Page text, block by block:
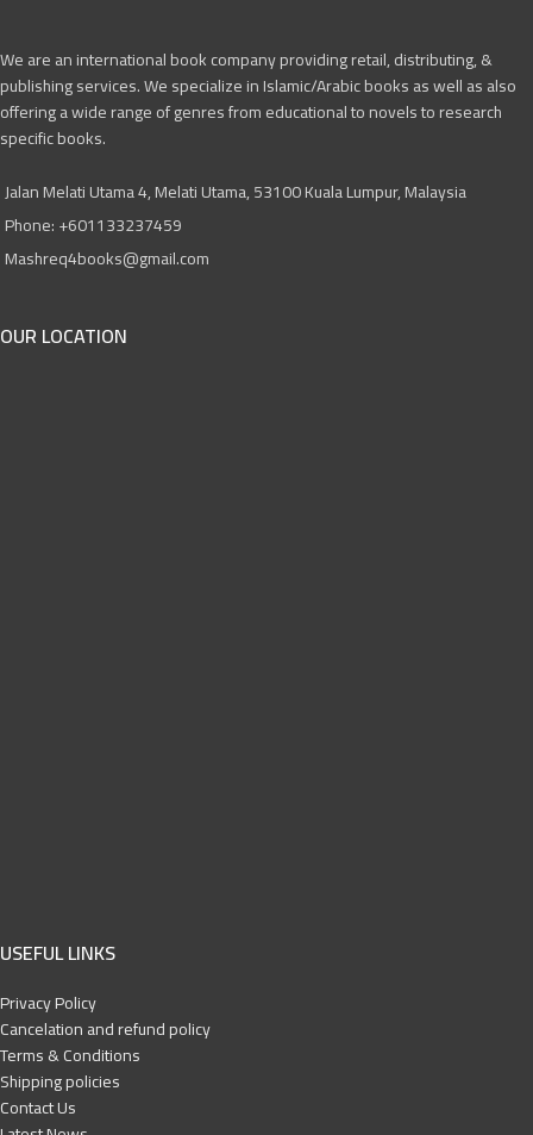
We are an international book company providing retail, distributing, &
publishing services. We specialize in Islamic/Arabic books as well as also
offering a wide range of genres from educational to novels to research
specific books.
Jalan Melati Utama 4, Melati Utama, 53100 Kuala Lumpur, Malaysia
Phone: +601133237459
Mashreq4books@gmail.com
OUR LOCATION
USEFUL LINKS
Privacy Policy
Cancelation and refund policy
Terms & Conditions
Shipping policies
Contact Us